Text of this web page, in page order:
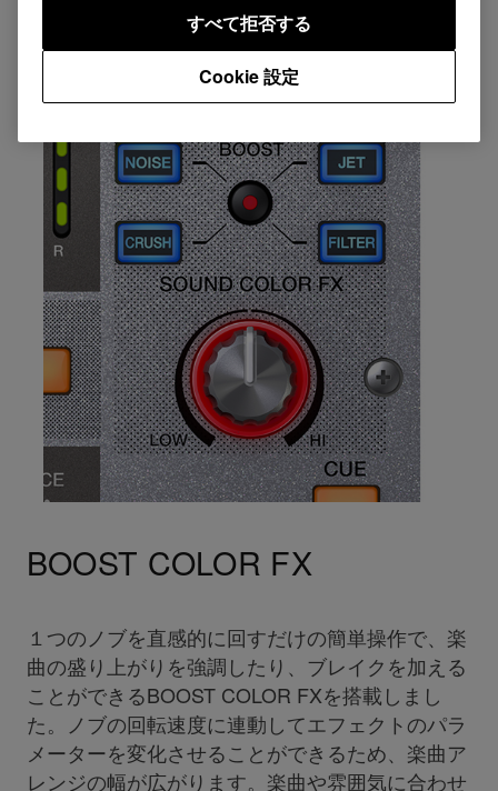
BOOST COLOR FX
１つのノブを直感的に回すだけの簡単操作で、楽
曲の盛り上がりを強調したり、ブレイクを加える
ことができるBOOST COLOR FXを搭載しまし
た。ノブの回転速度に連動してエフェクトのパラ
メーターを変化させることができるため、楽曲ア
レンジの幅が広がります。楽曲や雰囲気に合わせ
Cookie 設定
すべて拒否する